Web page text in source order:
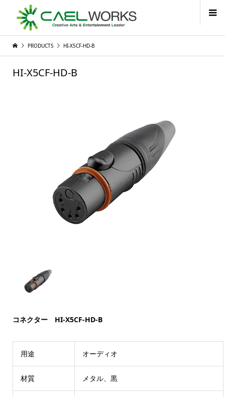
PRODUCTS HI-X5CF-HD-B
HI-X5CF-HD-B
コネクター HI-X5CF-HD-B
用途 オーディオ
材質 メタル、黒